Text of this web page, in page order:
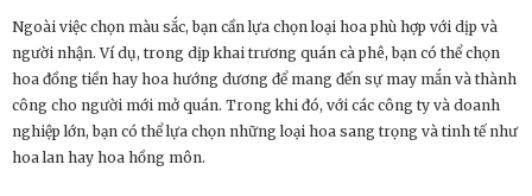
Ngoài việc chọn màu sắc, bạn cần lựa chọn loại hoa phù hợp với dịp và
người nhận. Ví dụ, trong dịp khai trương quán cà phê, bạn có thể chọn
hoa đồng tiền hay hoa hướng dương để mang đến sự may mắn và thành
công cho người mới mở quán. Trong khi đó, với các công ty và doanh
nghiệp lớn, bạn có thể lựa chọn những loại hoa sang trọng và tinh tế như
hoa lan hay hoa hồng môn.